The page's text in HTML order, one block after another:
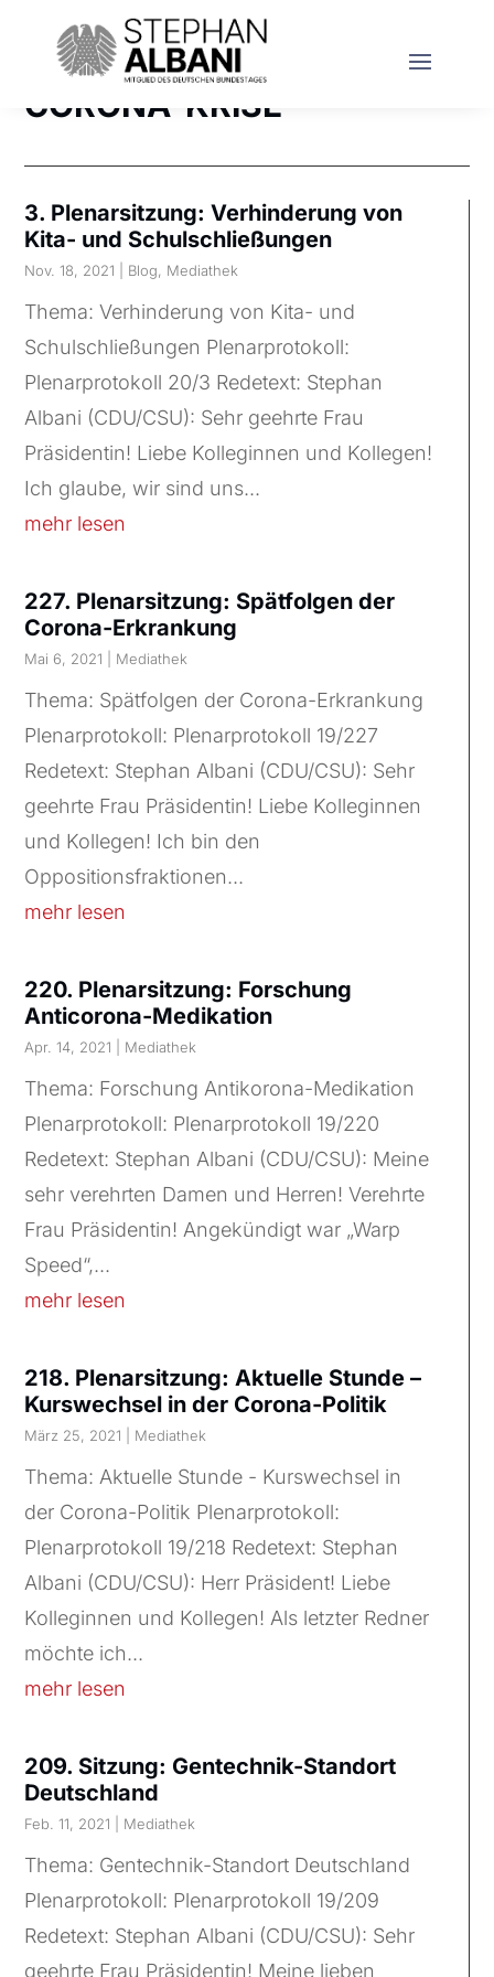
CORONA-KRISE
3. Plenarsitzung: Verhinderung von
Kita- und Schulschließungen
Nov. 18, 2021 Blog, Mediathek
Thema: Verhinderung von Kita- und
Schulschließungen Plenarprotokoll:
Plenarprotokoll 20/3 Redetext: Stephan
Albani (CDU/CSU): Sehr geehrte Frau
Präsidentin! Liebe Kolleginnen und Kollegen!
Ich glaube, wir sind uns...
mehr lesen
227. Plenarsitzung: Spätfolgen der
Corona-Erkrankung
Mai 6, 2021 Mediathek
Thema: Spätfolgen der Corona-Erkrankung
Plenarprotokoll: Plenarprotokoll 19/227
Redetext: Stephan Albani (CDU/CSU): Sehr
geehrte Frau Präsidentin! Liebe Kolleginnen
und Kollegen! Ich bin den
Oppositionsfraktionen...
mehr lesen
220. Plenarsitzung: Forschung
Anticorona-Medikation
Apr. 14, 2021 Mediathek
Thema: Forschung Antikorona-Medikation
Plenarprotokoll: Plenarprotokoll 19/220
Redetext: Stephan Albani (CDU/CSU): Meine
sehr verehrten Damen und Herren! Verehrte
Frau Präsidentin! Angekündigt war „Warp
Speed“,...
mehr lesen
218. Plenarsitzung: Aktuelle Stunde –
Kurswechsel in der Corona-Politik
März 25, 2021 Mediathek
Thema: Aktuelle Stunde - Kurswechsel in
der Corona-Politik Plenarprotokoll:
Plenarprotokoll 19/218 Redetext: Stephan
Albani (CDU/CSU): Herr Präsident! Liebe
Kolleginnen und Kollegen! Als letzter Redner
möchte ich...
mehr lesen
209. Sitzung: Gentechnik-Standort
Deutschland
Feb. 11, 2021 Mediathek
Thema: Gentechnik-Standort Deutschland
Plenarprotokoll: Plenarprotokoll 19/209
Redetext: Stephan Albani (CDU/CSU): Sehr
geehrte Frau Präsidentin! Meine lieben